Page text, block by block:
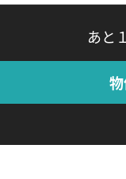
あと